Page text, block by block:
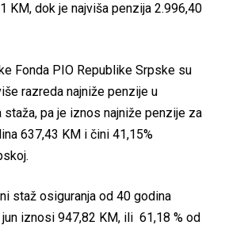
KM, dok je najviša penzija 2.996,40
Fonda PIO Republike Srpske su
razreda najniže penzije u
pa je iznos najniže penzije za
637,43 KM i čini 41,15%
staž osiguranja od 40 godina
iznosi 947,82 KM, ili 61,18 % od